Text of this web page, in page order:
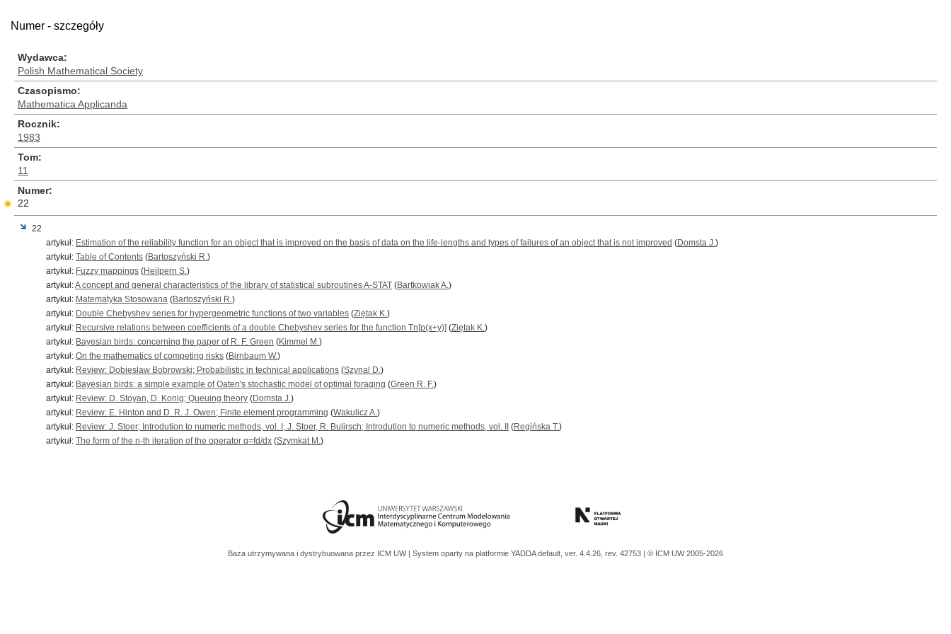
Numer - szczegóły
Wydawca
Polish Mathematical Society
Czasopismo
Mathematica Applicanda
Rocznik
1983
Tom
11
Numer
22
22
artykuł: Estimation of the reliability function for an object that is improved on the basis of data on the life-lengths and types of failures of an object that is not improved (Domsta J.)
artykuł: Table of Contents (Bartoszyński R.)
artykuł: Fuzzy mappings (Heilpern S.)
artykuł:A concept and general characteristics of the library of statistical subroutines A-STAT (Bartkowiak A.)
artykuł: Matematyka Stosowana (Bartoszyński R.)
artykuł: Double Chebyshev series for hypergeometric functions of two variables (Ziętak K.)
artykuł: Recursive relations between coefficients of a double Chebyshev series for the function Tn[p(x+y)] (Ziętak K.)
artykuł: Bayesian birds: concerning the paper of R. F. Green (Kimmel M.)
artykuł: On the mathematics of competing risks (Birnbaum W.)
artykuł: Review: Dobiesław Bobrowski; Probabilistic in technical applications (Szynal D.)
artykuł: Bayesian birds: a simple example of Oaten's stochastic model of optimal foraging (Green R. F.)
artykuł: Review: D. Stoyan, D. Konig; Queuing theory (Domsta J.)
artykuł: Review: E. Hinton and D. R. J. Owen; Finite element programming (Wakulicz A.)
artykuł: Review: J. Stoer; Introdution to numeric methods, vol. I; J. Stoer, R. Bulirsch; Introdution to numeric methods, vol. II (Regińska T.)
artykuł: The form of the n-th iteration of the operator q=fd/dx (Szymkat M.)
Baza utrzymywana i dystrybuowana przez ICM UW | System oparty na platformie YADDAdefault, ver. 4.4.26, rev. 42753 | © ICM UW 2005-2026